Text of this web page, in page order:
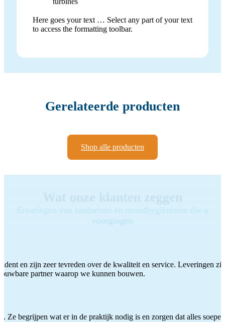
Here goes your text … Select any part of your text
to access the formatting toolbar.
Gerelateerde producten
Shop alle producten
Ervaringen van tandartsen en mondhygiënisten die u
voorgingen
en zijn zeer tevreden over de kwaliteit en service. Leveringen
partner waarop we kunnen bouwen.
Ze begrijpen wat er in de praktijk nodig is en zorgen dat alles